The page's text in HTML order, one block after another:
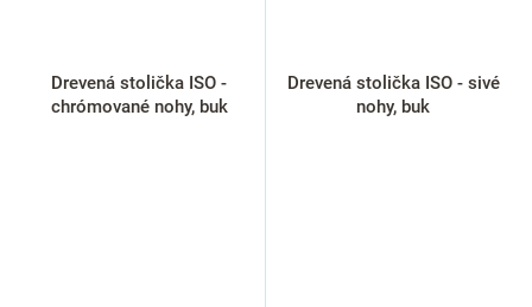
Drevená stolička ISO -
chrómované nohy, buk
Drevená stolička ISO - sivé
nohy, buk